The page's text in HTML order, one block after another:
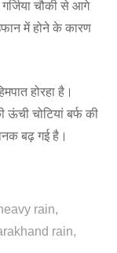
गर्जिया चौकी से आगे
में होने के कारण
होरहा है।
ऊंची चोटियां बर्फ की
बढ़ गई है।
rain
rain